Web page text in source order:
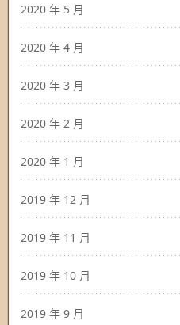
2020 年 5 月
2020 年 4 月
2020 年 3 月
2020 年 2 月
2020 年 1 月
2019 年 12 月
2019 年 11 月
2019 年 10 月
2019 年 9 月